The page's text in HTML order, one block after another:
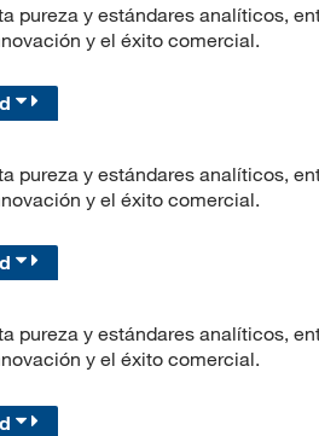
pureza y estándares analíticos,
y el éxito comercial.
pureza y estándares analíticos,
y el éxito comercial.
pureza y estándares analíticos,
y el éxito comercial.